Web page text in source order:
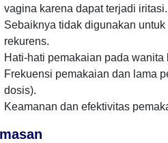
vagina karena dapat terjadi iritasi.
Sebaiknya tidak digunakan
rekurens.
Hati-hati pemakaian pada wanita
Frekuensi pemakaian dan lama
dosis).
Keamanan dan efektivitas